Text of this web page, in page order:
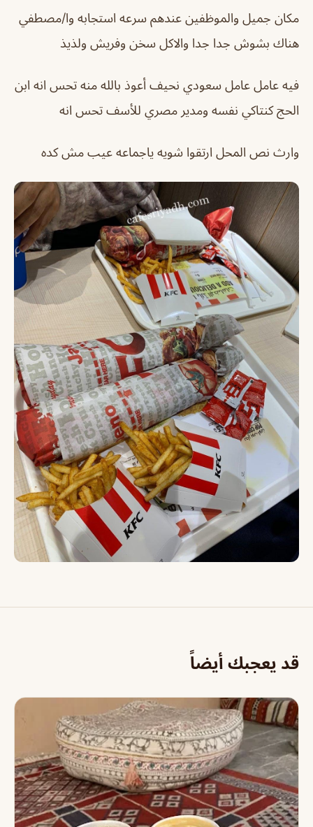
مكان جميل والموظفين عندهم سرعه استجابه وا/مصطفي
هناك بشوش جدا جدا والاكل سخن وفريش ولذيذ
فيه عامل عامل سعودي نحيف أعوذ بالله منه تحس انه ابن
الحج كنتاكي نفسه ومدير مصري للأسف تحس انه
وارث نص المحل ارتقوا شويه ياجماعه عيب مش كده
قد يعجبك أيضاً